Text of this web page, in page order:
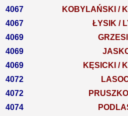
4067
KOBYLAŃSKI /
4067
ŁYSIK /
4069
4069
4069
KĘSICKI /
4072
4072
4074